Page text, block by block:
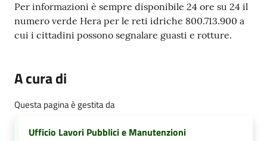
Per informazioni è sempre disponibile 24 ore su 24 il
numero verde Hera per le reti idriche 800.713.900 a
cui i cittadini possono segnalare guasti e rotture.
A cura di
Questa pagina è gestita da
Ufficio Lavori Pubblici e Manutenzioni